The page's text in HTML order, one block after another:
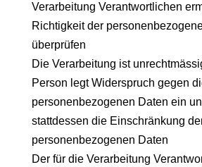
Verarbeitung Verantwortlichen
Richtigkeit der
überprüfen
Die Verarbeitung ist
Person legt Widerspruch gegen
personenbezogenen Daten ein
stattdessen die Einschränkung
personenbezogenen Daten
Der für die Verarbeitung